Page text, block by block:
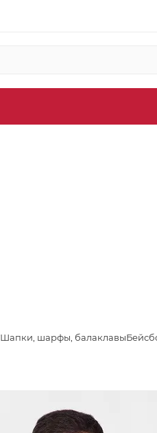
Шапки, шарфы, балаклавы